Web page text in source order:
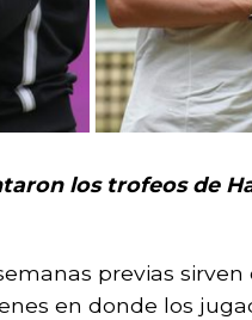
los trofeos de
previas
en donde los